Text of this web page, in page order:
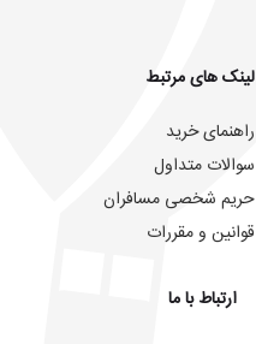
لینک های مرتبط
راهنمای خرید
سوالات متداول
حریم شخصی مسافران
قوانین و مقررات
ارتباط با ما